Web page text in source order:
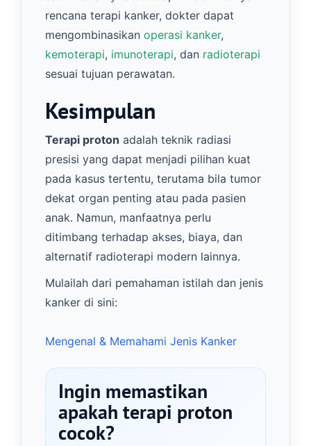
rencana terapi kanker, dokter dapat
mengombinasikan operasi kanker,
kemoterapi, imunoterapi, dan radioterapi
sesuai tujuan perawatan.
Kesimpulan
Terapi proton adalah teknik radiasi
presisi yang dapat menjadi pilihan kuat
pada kasus tertentu, terutama bila tumor
dekat organ penting atau pada pasien
anak. Namun, manfaatnya perlu
ditimbang terhadap akses, biaya, dan
alternatif radioterapi modern lainnya.
Mulailah dari pemahaman istilah dan jenis
kanker di sini:
Mengenal & Memahami Jenis Kanker
Ingin memastikan
apakah terapi proton
cocok?